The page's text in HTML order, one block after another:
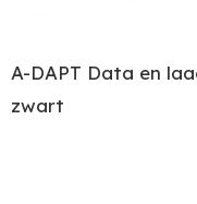
A-DAPT Data en
zwart